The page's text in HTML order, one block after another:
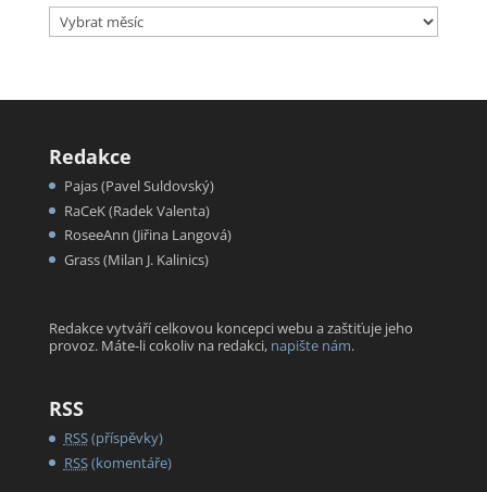
Archiv
Redakce
Pajas (Pavel Suldovský)
RaCeK (Radek Valenta)
RoseeAnn (Jiřina Langová)
Grass (Milan J. Kalinics)
Redakce vytváří celkovou koncepci webu a zaštiťuje jeho
provoz. Máte-li cokoliv na redakci, napište nám.
RSS
RSS(příspěvky)
RSS(komentáře)